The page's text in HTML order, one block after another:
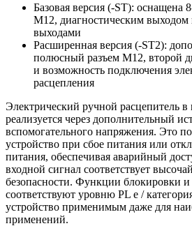
Базовая версия (-ST): оснащена
M12, диагностическим
выходами
Расширенная версия (-ST2):
полюсный разъем M12, второй
и возможность подключения
расцепления
Электрический ручной расцепитель в
реализуется через дополнительный
вспомогательного напряжения. Это
устройство при сбое питания или
питания, обеспечивая аварийный
входной сигнал соответствует
безопасности. Функции блокировки
соответствуют уровню PL e /
устройство применимым даже для
применений.